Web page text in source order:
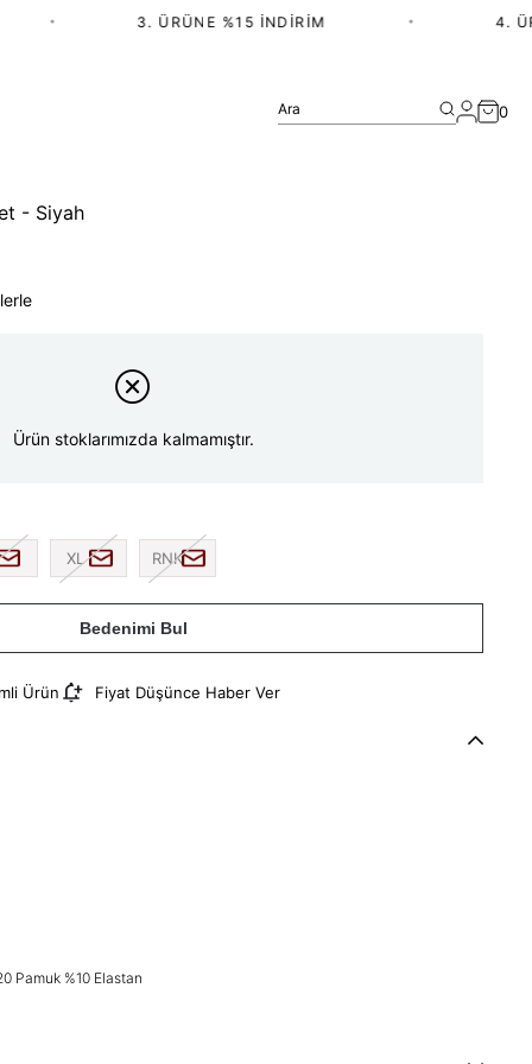
3. ÜRÜNE %15 İNDIRIM 4.
Ara 0
- Siyah
Ürün stoklarımızda kalmamıştır.
XL RNK
Bedenimi Bul
Ürün Fiyat Düşünce Haber Ver
Pamuk %10 Elastan